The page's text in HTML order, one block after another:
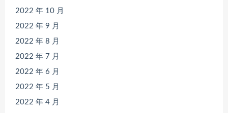
2022 年 10 月
2022 年 9 月
2022 年 8 月
2022 年 7 月
2022 年 6 月
2022 年 5 月
2022 年 4 月